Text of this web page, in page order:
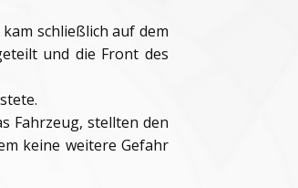
schließlich auf dem
und die Front des
Fahrzeug, stellten den
keine weitere Gefahr